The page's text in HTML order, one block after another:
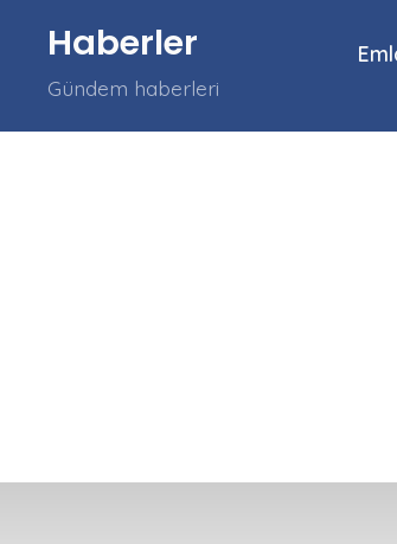
Haberler
Gündem haberleri